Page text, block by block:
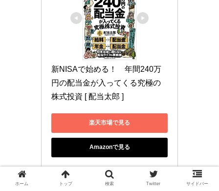
新NISAで始める！　年間240万
円の配当金が入ってくる究極の
株式投資 [ 配当太郎 ]
楽天市場で見る
Amazonで見る
ホーム トップ 検索 Twitter サイドバー